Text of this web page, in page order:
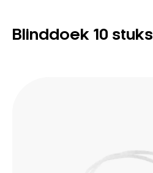
Blinddoek 10 stuks